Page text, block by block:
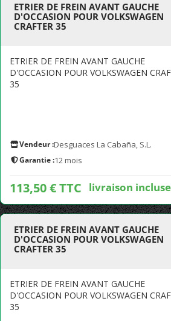
ETRIER DE FREIN AVANT GAUCHE
D'OCCASION POUR VOLKSWAGEN
CRAFTER 35
ETRIER DE FREIN AVANT GAUCHE
D'OCCASION POUR VOLKSWAGEN
35
Vendeur :Desguaces La Cabaña, S.L.
Garantie :12 mois
113,50 € TTC livraison incluse
ETRIER DE FREIN AVANT GAUCHE
D'OCCASION POUR VOLKSWAGEN
CRAFTER 35
ETRIER DE FREIN AVANT GAUCHE
D'OCCASION POUR VOLKSWAGEN
35